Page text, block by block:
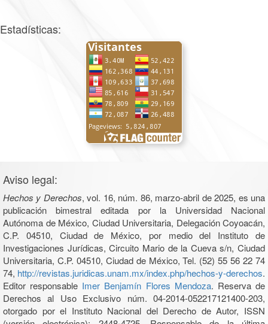
Estadísticas:
Aviso legal:
Hechos y Derechos, vol. 16, núm. 86, marzo-abril de 2025, es una
publicación bimestral editada por la Universidad Nacional
Autónoma de México, Ciudad Universitaria, Delegación Coyoacán,
C.P. 04510, Ciudad de México, por medio del Instituto de
Investigaciones Jurídicas, Circuito Mario de la Cueva s/n, Ciudad
Universitaria, C.P. 04510, Ciudad de México, Tel. (52) 55 56 22 74
74, http://revistas.juridicas.unam.mx/index.php/hechos-y-derechos.
Editor responsable Imer Benjamín Flores Mendoza. Reserva de
Derechos al Uso Exclusivo núm. 04-2014-052217121400-203,
otorgado por el Instituto Nacional del Derecho de Autor, ISSN